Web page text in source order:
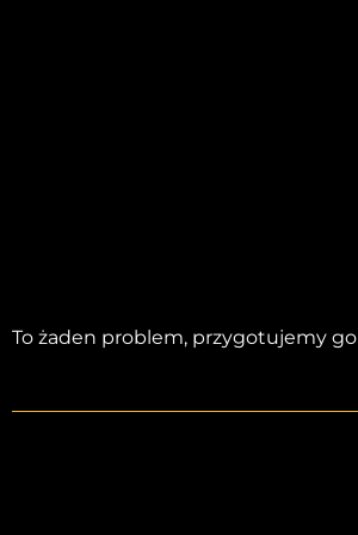
To żaden problem, przygotujemy